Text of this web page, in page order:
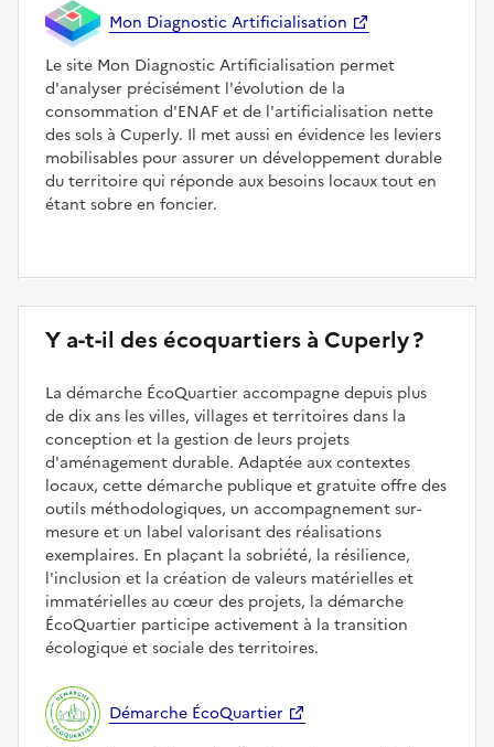
Mon Diagnostic Artificialisation
Le site Mon Diagnostic Artificialisation permet
d'analyser précisément l'évolution de la
consommation d'ENAF et de l'artificialisation nette
des sols à Cuperly. Il met aussi en évidence les leviers
mobilisables pour assurer un développement durable
du territoire qui réponde aux besoins locaux tout en
étant sobre en foncier.
Y a-t-il des écoquartiers à Cuperly ?
La démarche ÉcoQuartier accompagne depuis plus
de dix ans les villes, villages et territoires dans la
conception et la gestion de leurs projets
d'aménagement durable. Adaptée aux contextes
locaux, cette démarche publique et gratuite offre des
outils méthodologiques, un accompagnement sur-
mesure et un label valorisant des réalisations
exemplaires. En plaçant la sobriété, la résilience,
l'inclusion et la création de valeurs matérielles et
immatérielles au cœur des projets, la démarche
ÉcoQuartier participe activement à la transition
écologique et sociale des territoires.
Démarche ÉcoQuartier